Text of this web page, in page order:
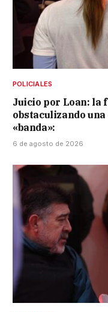
POLICIALES
Juicio por Loan: la
obstaculizando
«banda»:
6 de agosto de 2026